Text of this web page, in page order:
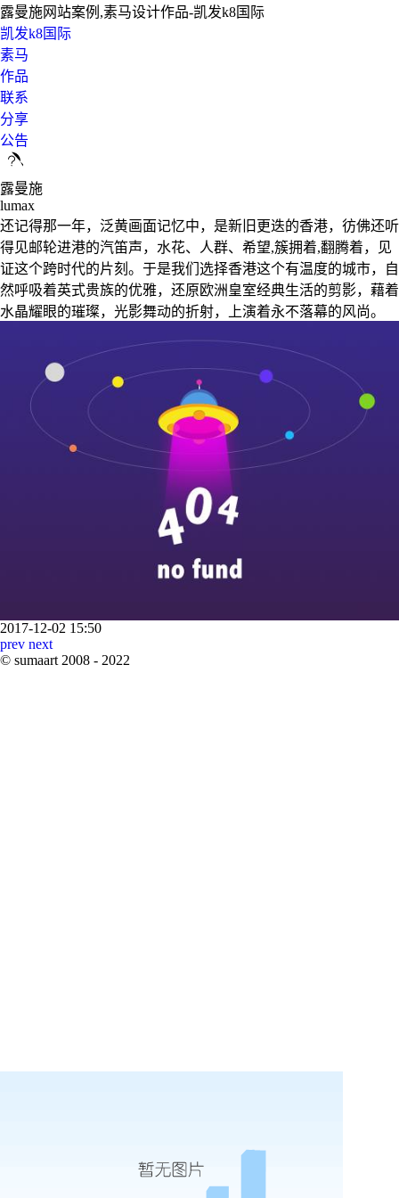
露曼施网站案例,素马设计作品-凯发k8国际
凯发k8国际
素马
作品
联系
分享
公告
露曼施
lumax
还记得那一年，泛黄画面记忆中，是新旧更迭的香港，彷佛还听
得见邮轮进港的汽笛声，水花、人群、希望,簇拥着,翻腾着，见
证这个跨时代的片刻。于是我们选择香港这个有温度的城市，自
然呼吸着英式贵族的优雅，还原欧洲皇室经典生活的剪影，藉着
水晶耀眼的璀璨，光影舞动的折射，上演着永不落幕的风尚。
2017-12-02 15:50
prev next
© sumaart 2008 - 2022